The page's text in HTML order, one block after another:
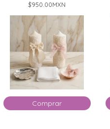
$950.00MXN
Comprar